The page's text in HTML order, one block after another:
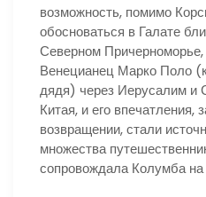
возможность, помимо
обосноваться в Галате
Северном
Венецианец Марко Поло
дядя) через Иерусалим и
Китая, и его впечатления,
возвращении, стали
множества
сопровождала Колумба на